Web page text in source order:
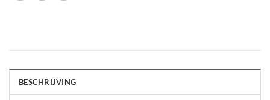
BESCHRIJVING